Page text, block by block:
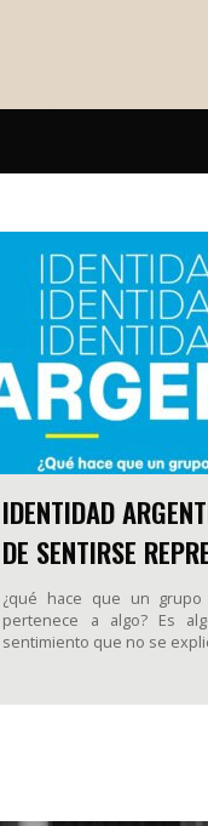
IDENTIDAD
DE SENTIRSE
¿qué hace que un
pertenece a algo? Es
sentimiento que no se